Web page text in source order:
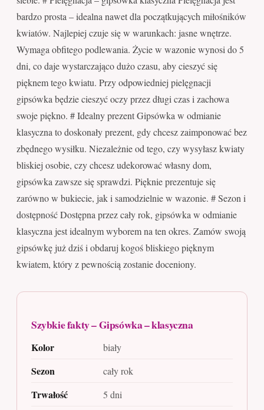
bardzo prosta – idealna nawet dla początkujących miłośników
kwiatów. Najlepiej czuje się w warunkach: jasne wnętrze.
Wymaga obfitego podlewania. Życie w wazonie wynosi do 5
dni, co daje wystarczająco dużo czasu, aby cieszyć się
pięknem tego kwiatu. Przy odpowiedniej pielęgnacji
gipsówka będzie cieszyć oczy przez długi czas i zachowa
swoje piękno. # Idealny prezent Gipsówka w odmianie
klasyczna to doskonały prezent, gdy chcesz zaimponować bez
zbędnego wysiłku. Niezależnie od tego, czy wysyłasz kwiaty
bliskiej osobie, czy chcesz udekorować własny dom,
gipsówka zawsze się sprawdzi. Pięknie prezentuje się
zarówno w bukiecie, jak i samodzielnie w wazonie. # Sezon i
dostępność Dostępna przez cały rok, gipsówka w odmianie
klasyczna jest idealnym wyborem na ten okres. Zamów swoją
gipsówkę już dziś i obdaruj kogoś bliskiego pięknym
kwiatem, który z pewnością zostanie doceniony.
Szybkie fakty – Gipsówka – klasyczna
Kolor biały
Sezon cały rok
Trwałość 5 dni